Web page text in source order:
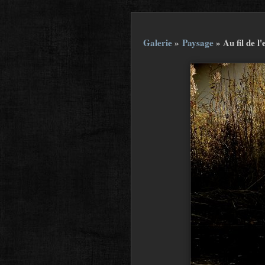
Galerie» Paysage» Au fil de